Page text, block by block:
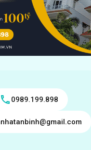
0989.199.898